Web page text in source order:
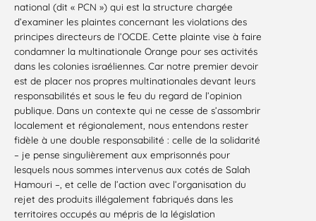
national (dit « PCN ») qui est la structure chargée
d’examiner les plaintes concernant les violations des
principes directeurs de l’OCDE. Cette plainte vise à faire
condamner la multinationale Orange pour ses activités
dans les colonies israéliennes. Car notre premier devoir
est de placer nos propres multinationales devant leurs
responsabilités et sous le feu du regard de l’opinion
publique. Dans un contexte qui ne cesse de s’assombrir
localement et régionalement, nous entendons rester
fidèle à une double responsabilité : celle de la solidarité
– je pense singulièrement aux emprisonnés pour
lesquels nous sommes intervenus aux cotés de Salah
Hamouri –, et celle de l’action avec l’organisation du
rejet des produits illégalement fabriqués dans les
territoires occupés au mépris de la législation